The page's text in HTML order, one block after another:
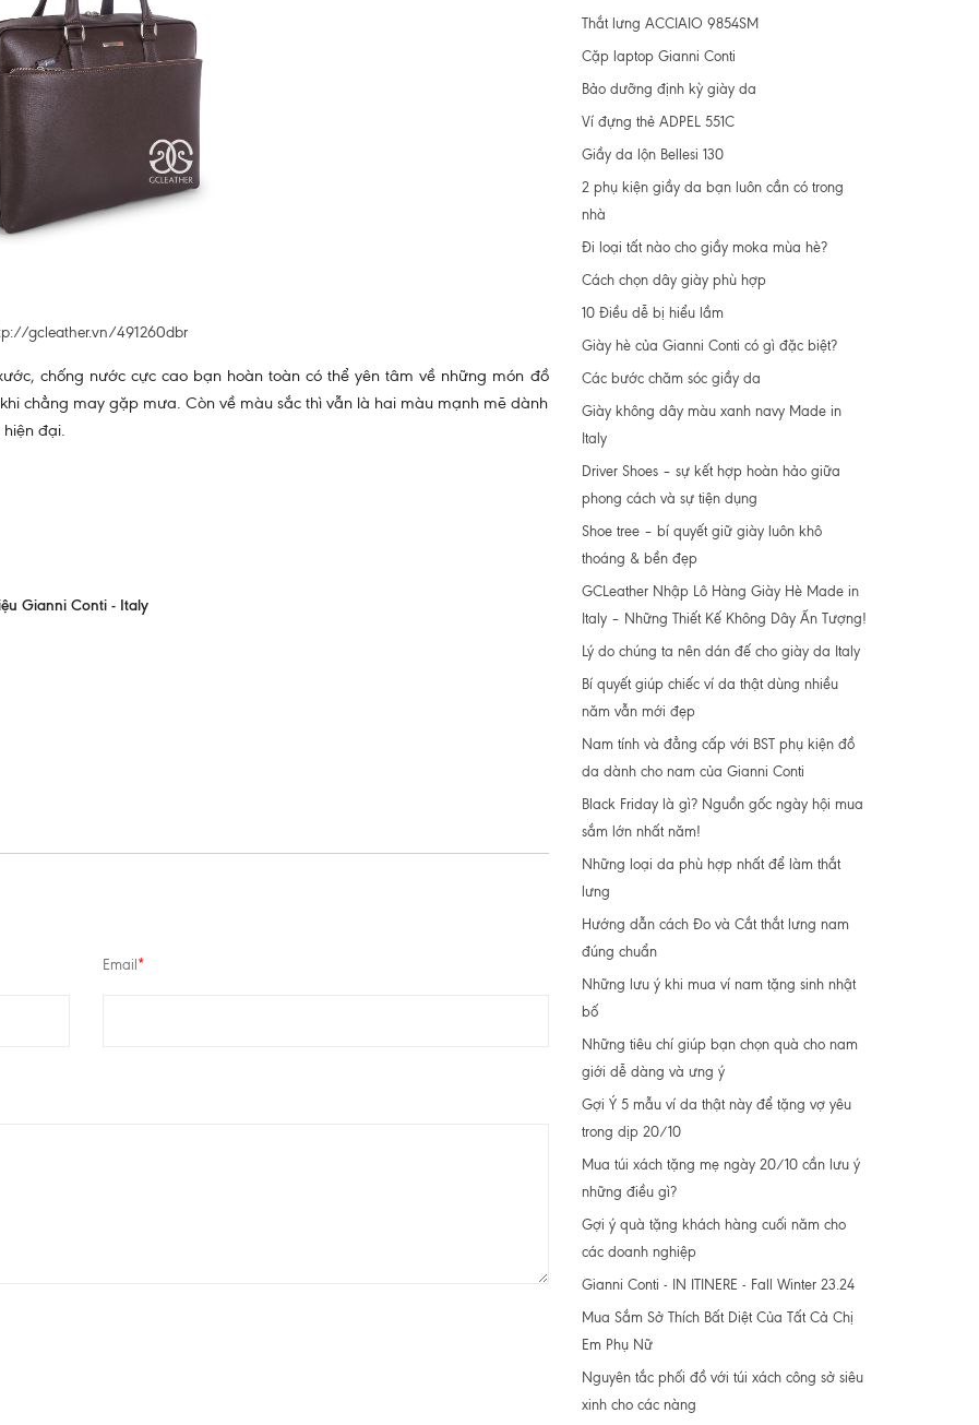
gcleather.vn/491260dbr
chống nước cực cao bạn hoàn toàn có thể yên tâm về những món đồ
chẳng may gặp mưa. Còn về màu sắc thì vẫn là hai màu mạnh mẽ dành
đại.
Gianni Conti - Italy
Email *
Thắt lưng ACCIAIO 9854SM
Cặp laptop Gianni Conti
Bảo dưỡng định kỳ giày da
Ví đựng thẻ ADPEL 551C
Giầy da lộn Bellesi 130
2 phụ kiện giầy da bạn luôn cần có trong
nhà
Đi loại tất nào cho giầy moka mùa hè?
Cách chọn dây giày phù hợp
10 Điều dễ bị hiểu lầm
Giày hè của Gianni Conti có gì đặc biệt?
Các bước chăm sóc giầy da
Giày không dây màu xanh navy Made in
Italy
Driver Shoes – sự kết hợp hoàn hảo giữa
phong cách và sự tiện dụng
Shoe tree – bí quyết giữ giày luôn khô
thoáng & bền đẹp
GCLeather Nhập Lô Hàng Giày Hè Made in
Italy – Những Thiết Kế Không Dây Ấn Tượng!
Lý do chúng ta nên dán đế cho giày da Italy
Bí quyết giúp chiếc ví da thật dùng nhiều
năm vẫn mới đẹp
Nam tính và đẳng cấp với BST phụ kiện đồ
da dành cho nam của Gianni Conti
Black Friday là gì? Nguồn gốc ngày hội mua
sắm lớn nhất năm!
Những loại da phù hợp nhất để làm thắt
lưng
Hướng dẫn cách Đo và Cắt thắt lưng nam
đúng chuẩn
Những lưu ý khi mua ví nam tặng sinh nhật
bố
Những tiêu chí giúp bạn chọn quà cho nam
giới dễ dàng và ưng ý
Gợi Ý 5 mẫu ví da thật này để tặng vợ yêu
trong dịp 20/10
Mua túi xách tặng mẹ ngày 20/10 cần lưu ý
những điều gì?
Gợi ý quà tặng khách hàng cuối năm cho
các doanh nghiệp
Gianni Conti - IN ITINERE - Fall Winter 23.24
Mua Sắm Sở Thích Bất Diệt Của Tất Cả Chị
Em Phụ Nữ
Nguyên tắc phối đồ với túi xách công sở siêu
xinh cho các nàng